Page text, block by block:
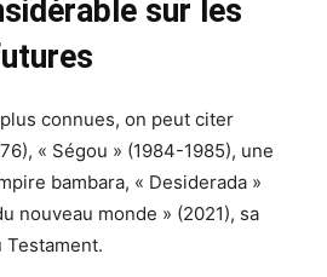
sur les
connues, on peut citer
« Ségou » (1984-1985), une
bambara, « Desiderada »
nouveau monde » (2021), sa